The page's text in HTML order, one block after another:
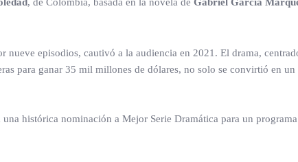
nueve episodios, cautivó a la audiencia en 2021. El drama,
para ganar 35 mil millones de dólares, no solo se convirtió en un
histórica nominación a Mejor Serie Dramática para un